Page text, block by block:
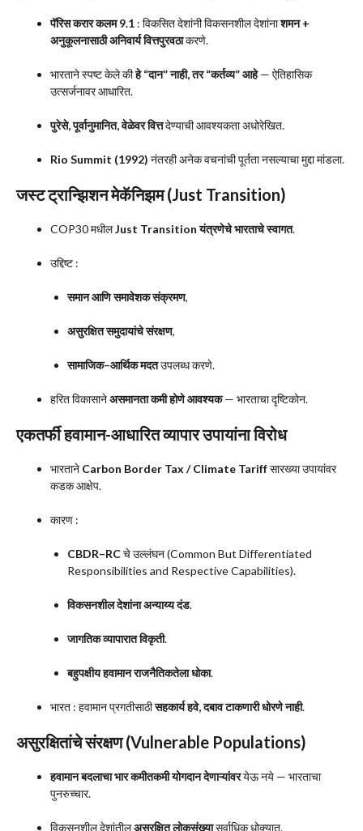
पॅरिस करार कलम 9.1 : विकसित देशांनी विकसनशील देशांनाशमन +
अनुकूलनासाठी अनिवार्य वित्तपुरवठाकरणे.
भारताने स्पष्ट केले कीहे “दान” नाही, तर “कर्तव्य” आहे— ऐतिहासिक
उत्सर्जनावर आधारित.
पुरेसे, पूर्वानुमानित, वेळेवर वित्तदेण्याची आवश्यकता अधोरेखित.
Rio Summit (1992) नंतरही अनेक वचनांची पूर्तता नसल्याचा मुद्दा मांडला.
जस्ट ट्रान्झिशन मेकॅनिझम (Just Transition)
COP30 मधीलJust Transition यंत्रणेचे भारताचे स्वागत.
उद्दिष्ट :
समान आणि समावेशक संक्रमण,
असुरक्षित समुदायांचे संरक्षण,
सामाजिक–आर्थिक मदतउपलब्ध करणे.
हरित विकासानेअसमानता कमी होणे आवश्यक— भारताचा दृष्टिकोन.
एकतर्फी हवामान-आधारित व्यापार उपायांना विरोध
भारताने Carbon Border Tax / Climate Tariffसारख्या उपायांवर
कडक आक्षेप.
कारण :
CBDR–RCचे उल्लंघन (Common But Differentiated
Responsibilities and Respective Capabilities).
विकसनशील देशांना अन्याय्य दंड.
जागतिक व्यापारात विकृती.
बहुपक्षीय हवामान राजनैतिकतेला धोका.
भारत : हवामान प्रगतीसाठीसहकार्य हवे, दबाव टाकणारी धोरणे नाही.
असुरक्षितांचे संरक्षण (Vulnerable Populations)
हवामान बदलाचा भार कमीतकमी योगदान देणाऱ्यांवरयेऊ नये — भारताचा
पुनरुच्चार.
विकसनशील देशांतीलअसुरक्षित लोकसंख्यासर्वाधिक धोक्यात.